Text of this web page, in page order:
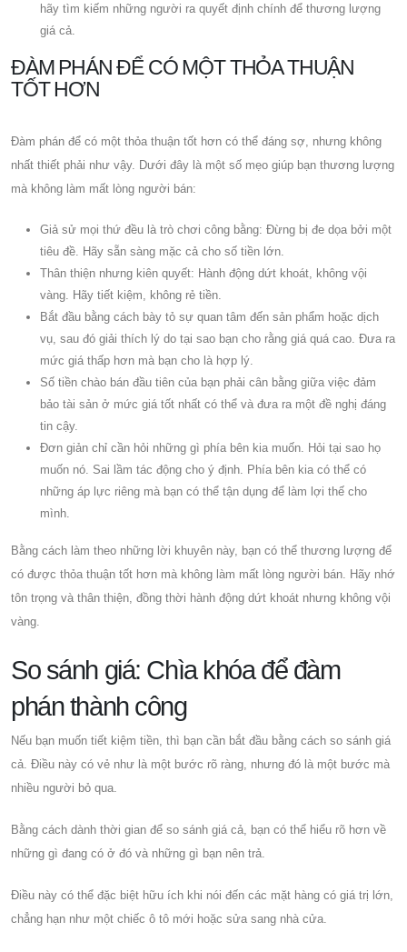
hãy tìm kiếm những người ra quyết định chính để thương lượng
giá cả.
ĐÀM PHÁN ĐỂ CÓ MỘT THỎA THUẬN
TỐT HƠN
Đàm phán để có một thỏa thuận tốt hơn có thể đáng sợ, nhưng không
nhất thiết phải như vậy. Dưới đây là một số mẹo giúp bạn thương lượng
mà không làm mất lòng người bán:
Giả sử mọi thứ đều là trò chơi công bằng: Đừng bị đe dọa bởi một
tiêu đề. Hãy sẵn sàng mặc cả cho số tiền lớn.
Thân thiện nhưng kiên quyết: Hành động dứt khoát, không vội
vàng. Hãy tiết kiệm, không rẻ tiền.
Bắt đầu bằng cách bày tỏ sự quan tâm đến sản phẩm hoặc dịch
vụ, sau đó giải thích lý do tại sao bạn cho rằng giá quá cao. Đưa ra
mức giá thấp hơn mà bạn cho là hợp lý.
Số tiền chào bán đầu tiên của bạn phải cân bằng giữa việc đảm
bảo tài sản ở mức giá tốt nhất có thể và đưa ra một đề nghị đáng
tin cậy.
Đơn giản chỉ cần hỏi những gì phía bên kia muốn. Hỏi tại sao họ
muốn nó. Sai lầm tác động cho ý định. Phía bên kia có thể có
những áp lực riêng mà bạn có thể tận dụng để làm lợi thế cho
mình.
Bằng cách làm theo những lời khuyên này, bạn có thể thương lượng để
có được thỏa thuận tốt hơn mà không làm mất lòng người bán. Hãy nhớ
tôn trọng và thân thiện, đồng thời hành động dứt khoát nhưng không vội
vàng.
So sánh giá: Chìa khóa để đàm
phán thành công
Nếu bạn muốn tiết kiệm tiền, thì bạn cần bắt đầu bằng cách so sánh giá
cả. Điều này có vẻ như là một bước rõ ràng, nhưng đó là một bước mà
nhiều người bỏ qua.
Bằng cách dành thời gian để so sánh giá cả, bạn có thể hiểu rõ hơn về
những gì đang có ở đó và những gì bạn nên trả.
Điều này có thể đặc biệt hữu ích khi nói đến các mặt hàng có giá trị lớn,
chẳng hạn như một chiếc ô tô mới hoặc sửa sang nhà cửa.